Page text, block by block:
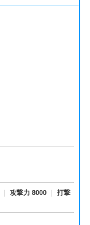
｜ 攻撃力 8000 ｜
打撃